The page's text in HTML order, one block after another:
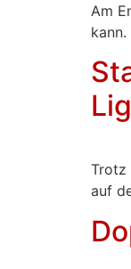
Am
Trotz
auf